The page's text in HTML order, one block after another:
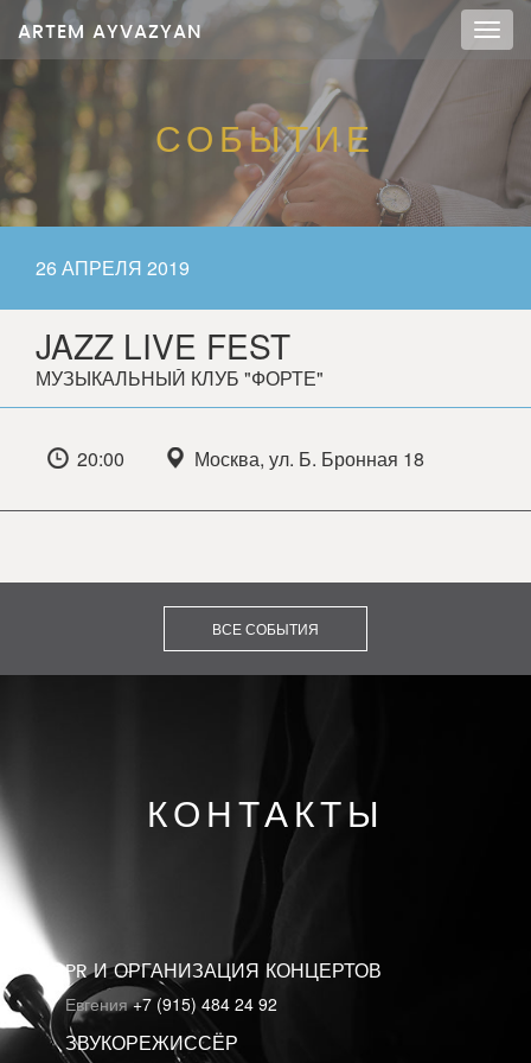
Меню
ARTEM AYVAZYAN
СОБЫТИЕ
26 АПРЕЛЯ 2019
JAZZ LIVE FEST
МУЗЫКАЛЬНЫЙ КЛУБ "ФОРТЕ"
20:00 Москва, ул. Б. Бронная 18
ВСЕ СОБЫТИЯ
КОНТАКТЫ
PR И ОРГАНИЗАЦИЯ КОНЦЕРТОВ
Евгения+7 (915) 484 24 92
ЗВУКОРЕЖИССЁР